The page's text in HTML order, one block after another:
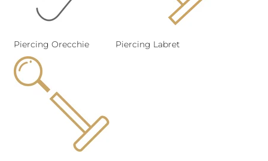
Piercing Orecchie Piercing Labret